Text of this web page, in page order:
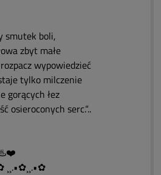
boli,
zbyt małe
wypowiedzieć
milczenie
łez
serc.“..
¸¸.•✿¸¸.•✿